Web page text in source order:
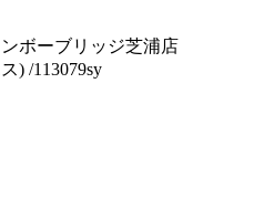
ボーブリッジ芝浦店
) /113079sy